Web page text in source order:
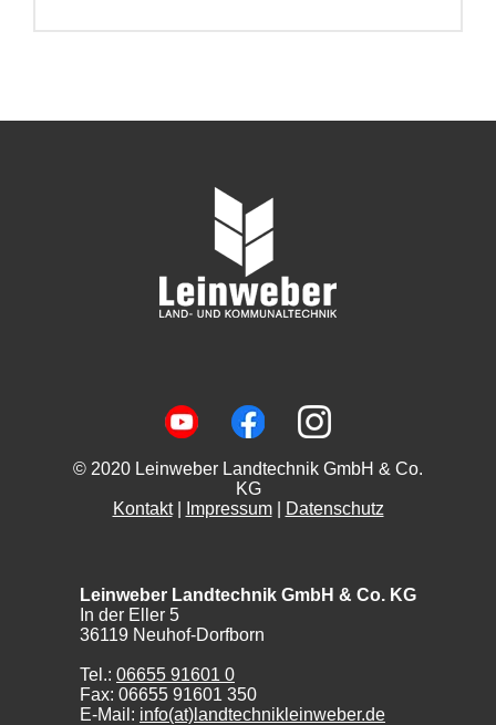
© 2020 Leinweber Landtechnik GmbH & Co.
KG
Kontakt| Impressum| Datenschutz
Leinweber Landtechnik GmbH & Co. KG
In der Eller 5
36119 Neuhof-Dorfborn
Tel.: 06655 91601 0
Fax: 06655 91601 350
E-Mail: info(at)landtechnikleinweber.de